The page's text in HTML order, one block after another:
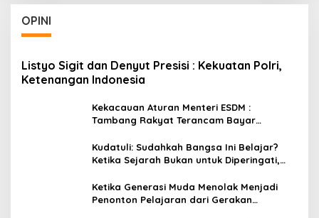
OPINI
Listyo Sigit dan Denyut Presisi : Kekuatan Polri,
Ketenangan Indonesia
Kekacauan Aturan Menteri ESDM :
Tambang Rakyat Terancam Bayar
Kudatuli: Sudahkah Bangsa Ini Belajar?
Ketika Sejarah Bukan untuk Diperingati,
Ketika Generasi Muda Menolak Menjadi
Penonton Pelajaran dari Gerakan